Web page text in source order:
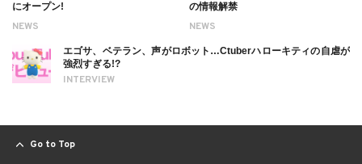
NEWS
にオープン!
NEWS
の情報解禁
INTERVIEW
エゴサ、ベテラン、声がロボット…Ctuberハローキティの自虐が
強烈すぎる!?
Go to Top